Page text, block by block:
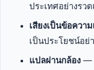
ประเทศอย่างรว
เสียงเป็นข้อควา
เป็นประโยชน์อย่
แปลผ่านกล้อง —